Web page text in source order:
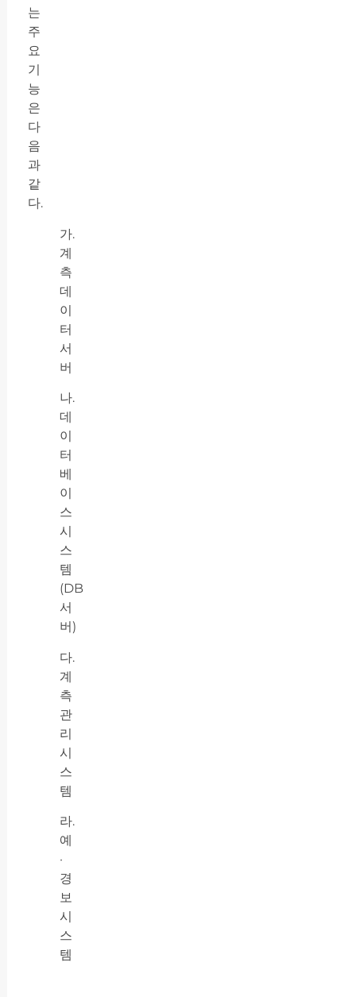
는
주
요
기
능
은
다
음
과
같
다.
가.
계
측
데
이
터
서
버
나.
데
이
터
베
이
스
시
스
템
(DB
서
버)
다.
계
측
관
리
시
스
템
라.
예
·
경
보
시
스
템